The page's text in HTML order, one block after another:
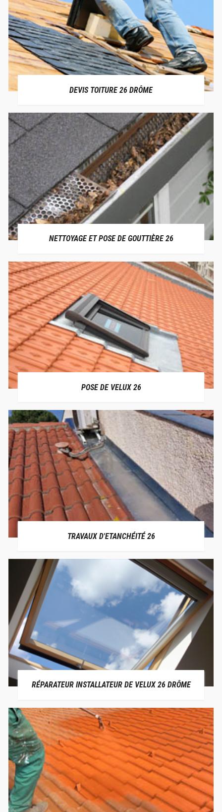
DEVIS TOITURE 26 DRÔME
NETTOYAGE ET POSE DE GOUTTIÈRE 26
POSE DE VELUX 26
TRAVAUX D'ETANCHÉITÉ 26
RÉPARATEUR INSTALLATEUR DE VELUX 26 DRÔME